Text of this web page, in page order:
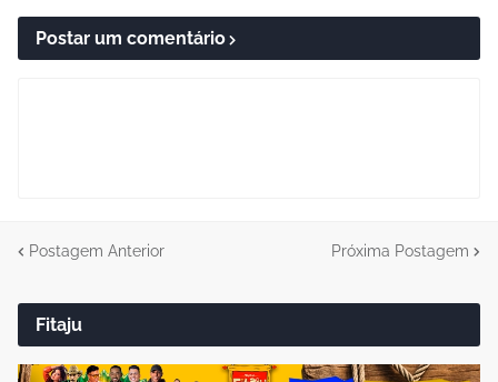
Postar um comentário
Postagem Anterior Próxima Postagem
Fitaju